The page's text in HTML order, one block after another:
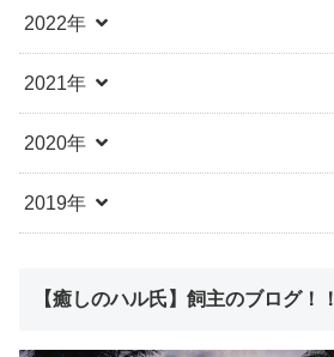
2022年
2021年
2020年
2019年
【癒しのハル氏】飼主のブログ！！